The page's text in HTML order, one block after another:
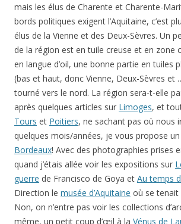
mais les élus de Charente et Charente-
bords politiques exigent l’Aquitaine, c’est
élus de la Vienne et des Deux-Sèvres. Un
de la région est en tuile creuse et en zone
en langue d’oil, une bonne partie en tuiles
(bas et haut, donc Vienne, Deux-Sèvres et
tourné vers le nord. La région sera-t-elle
après quelques articles sur Limoges, et
Tours et Poitiers, ne sachant pas où nous
quelques mois/années, je vous propose
Bordeaux! Avec des photographies prises
quand j’étais allée voir les expositions sur
guerre de Francisco de Goya et Au temps
Direction le musée d’Aquitaine où se tenait
Non, on n’entre pas voir les collections
même, un petit coup d’œil à la Vénus de